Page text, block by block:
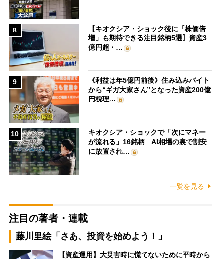
8
【キオクシア・ショック後に「株価倍
増」も期待できる注目銘柄5選】資産3
億円超・…
9
《利益は年5億円前後》住み込みバイト
から“ギガ大家さん”となった資産200億
円税理…
10
キオクシア・ショックで「次にマネー
が流れる」16銘柄 AI相場の裏で割安
に放置され…
一覧を見る
注目の著者・連載
藤川里絵「さあ、投資を始めよう！」
【資産運用】大災害時に慌てないために平時から